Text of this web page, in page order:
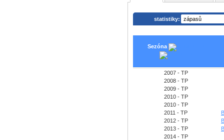
statistiky:
Sezóna
2007 - TP
2008 - TP
2009 - TP
2010 - TP
2010 - TP
2011 - TP
2012 - TP
2013 - TP
2014 - TP